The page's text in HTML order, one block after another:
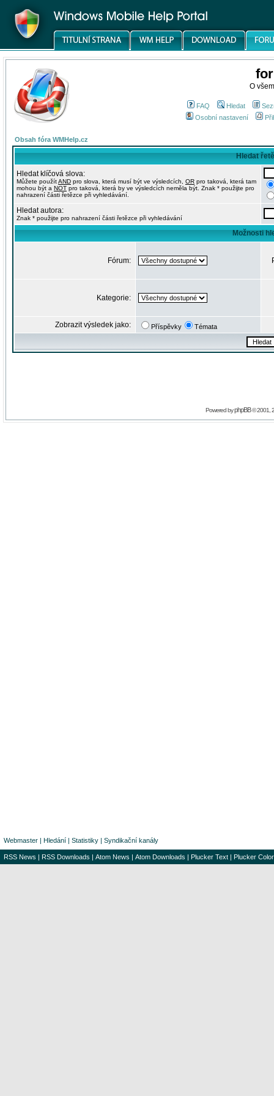
O
FAQ Hledat
Osobní nastavení
Obsah fóra WMHelp.cz
Hledat
Hledat klíčová slova:
Můžete použítAND pro slova, která musí být ve výsledcích, OR pro taková, která tam
mohou být a NOT pro taková, která by ve výsledcích neměla být. Znak * použijte pro
nahrazení části řetězce při vyhledávání.
Hledat autora:
Znak * použijte pro nahrazení části řetězce při vyhledávání
Možnosti
Fórum:
Kategorie:
Zobrazit výsledek jako: Příspěvky Témata
Powered byphpBB© 2001,
Webmaster | Hledání | Statistiky | Syndikační kanály
RSS News | RSS Downloads | Atom News | Atom Downloads | Plucker Text | Plucker Color